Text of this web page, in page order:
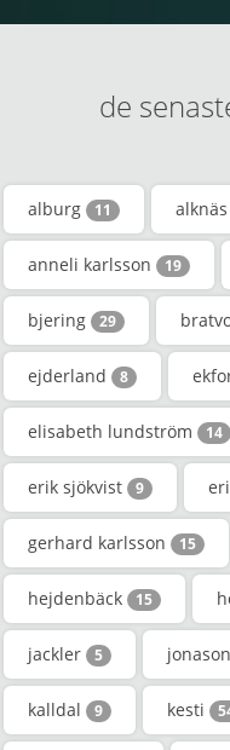
de
alburg 11 alknäs
anneli karlsson 19
bjering 29
ejderland 8
elisabeth lundström 14
erik sjökvist 9
gerhard karlsson 15
hejdenbäck 15
jackler 5 jonason
kalldal 9 kesti